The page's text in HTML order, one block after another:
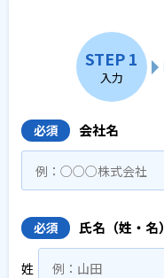
STEP 1
入力
必須 会社名
必須 氏名（姓・名）
姓